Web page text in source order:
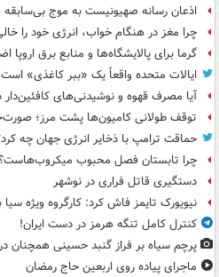
اذعان رسانه صهیونیست به موج بی‌سابقه
چرا مغز در هنگام خواب، انرژی خود را
گرما برای پالایشگاه‌ها و منابع برق اروپا
ایالات متحده واقعاً یک «ببر کاغذی»
آیا مصرف قهوه و نوشیدنی‌های کافئین‌دار
توقف طولانی کامیون‌ها پشت مرز؛
حماقت ترامپ با ذخایر انرژی جهان چه
چرا تابستان فصل محبوب
دستگیری قاتل فراری در نوشهر
نیویورک تایمز فاش کرد: کارگروه ویژه سیا
کنترل کامل تنگه هرمز در دست ایران!
پرچم سیاه بر فراز گنبد حسینی همچنان
ماجرای پیاده روی اربعین حاج رمضان